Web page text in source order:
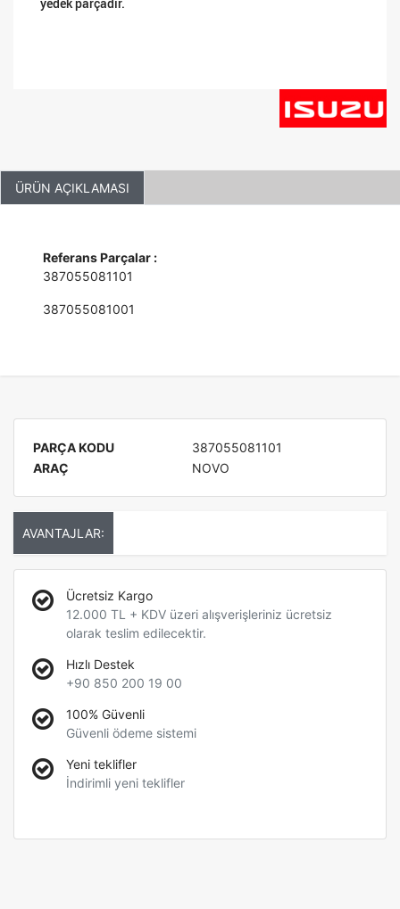
ÜRÜN AÇIKLAMASI
Referans Parçalar :
387055081101
387055081001
PARÇA KODU
387055081101
ARAÇ
NOVO
AVANTAJLAR:
Ücretsiz Kargo
12.000 TL + KDV üzeri alışverişleriniz ücretsiz
olarak teslim edilecektir.
Hızlı Destek
+90 850 200 19 00
100% Güvenli
Güvenli ödeme sistemi
Yeni teklifler
İndirimli yeni teklifler